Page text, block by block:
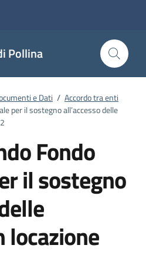
Pollina
e Dati / Accordo tra enti
per il sostegno all’accesso delle
Fondo
il sostegno
locazione